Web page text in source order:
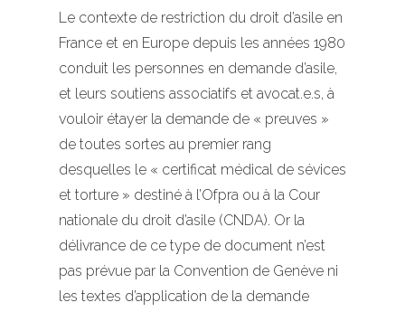
Le contexte de restriction du droit d’asile en
France et en Europe depuis les années 1980
conduit les personnes en demande d’asile,
et leurs soutiens associatifs et avocat.e.s, à
vouloir étayer la demande de « preuves »
de toutes sortes au premier rang
desquelles le « certificat médical de sévices
et torture » destiné à l’Ofpra ou à la Cour
nationale du droit d’asile (CNDA). Or la
délivrance de ce type de document n’est
pas prévue par la Convention de Genève ni
les textes d’application de la demande